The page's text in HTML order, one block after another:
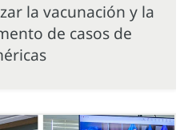
la vacunación y la
de casos de